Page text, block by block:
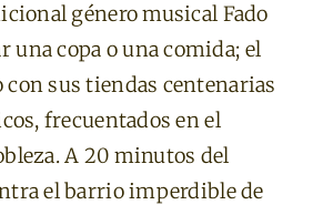
género musical Fado
una copa o una comida; el
con sus tiendas centenarias
frecuentados en el
A 20 minutos del
el barrio imperdible de